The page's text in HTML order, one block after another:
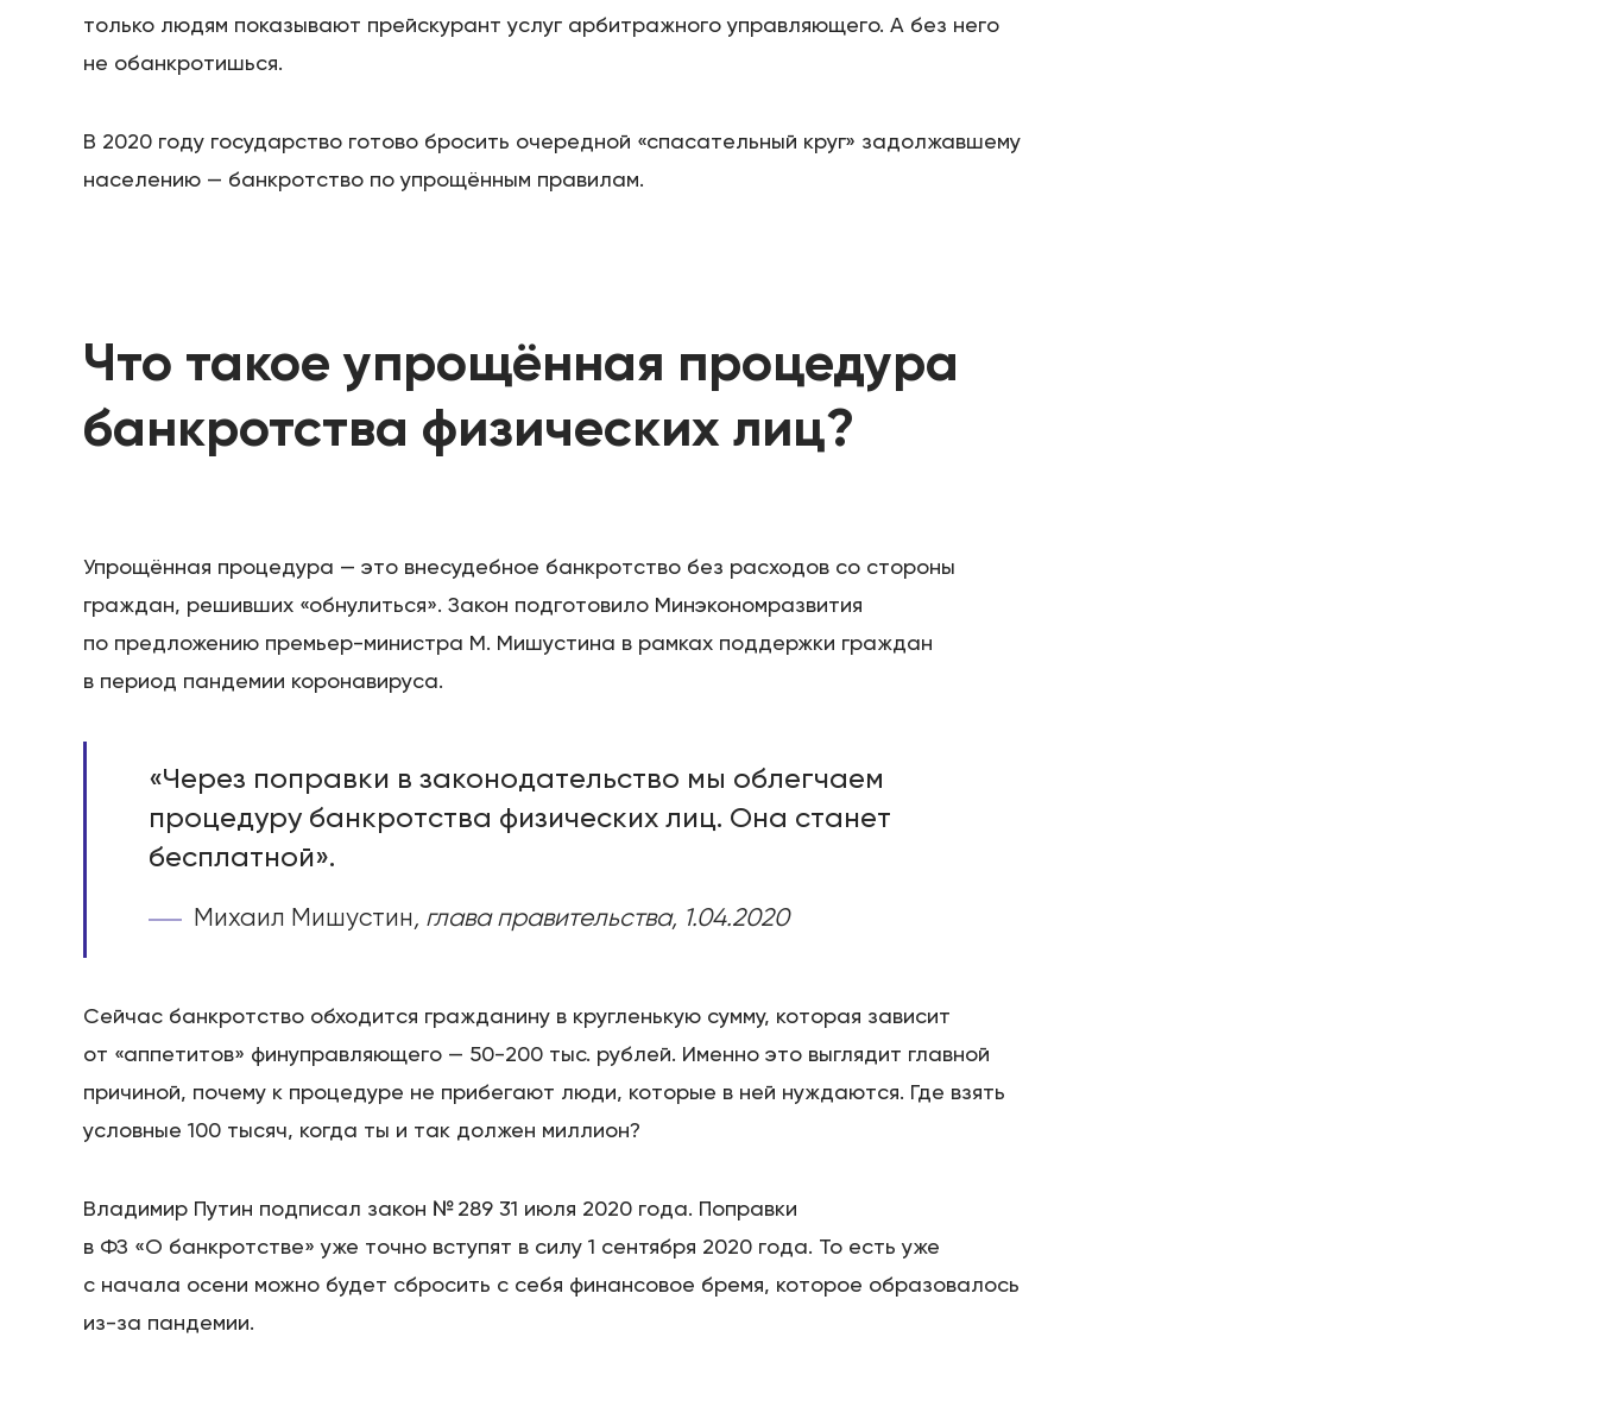
только людям показывают прейскурант услуг арбитражного управляющего. А без него
не обанкротишься.
В 2020 году государство готово бросить очередной «спасательный круг» задолжавшему
населению — банкротство по упрощённым правилам.
Что такое упрощённая процедура
банкротства физических лиц?
Упрощённая процедура — это внесудебное банкротство без расходов со стороны
граждан, решивших «обнулиться». Закон подготовило Минэкономразвития
по предложению премьер-министра М. Мишустина в рамках поддержки граждан
в период пандемии коронавируса.
«Через поправки в законодательство мы облегчаем
процедуру банкротства физических лиц. Она станет
бесплатной».
Михаил Мишустин, глава правительства, 1.04.2020
Сейчас банкротство обходится гражданину в кругленькую сумму, которая зависит
от «аппетитов» финуправляющего — 50-200 тыс. рублей. Именно это выглядит главной
причиной, почему к процедуре не прибегают люди, которые в ней нуждаются. Где взять
условные 100 тысяч, когда ты и так должен миллион?
Владимир Путин подписал закон № 289 31 июля 2020 года. Поправки
в ФЗ «О банкротстве» уже точно вступят в силу 1 сентября 2020 года. То есть уже
с начала осени можно будет сбросить с себя финансовое бремя, которое образовалось
из-за пандемии.
Дела